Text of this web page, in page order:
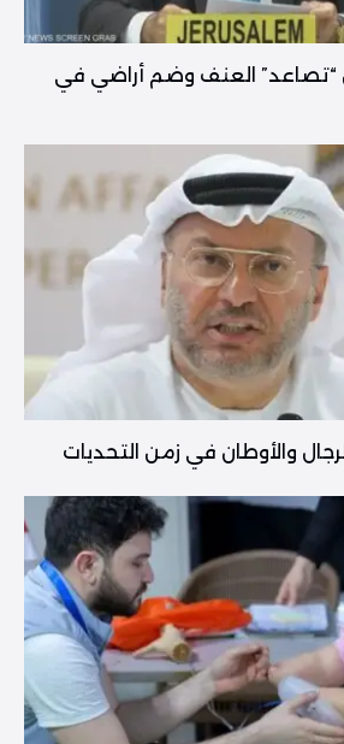
“تصاعد” العنف وضم أراضي في
والأوطان في زمن التحديات